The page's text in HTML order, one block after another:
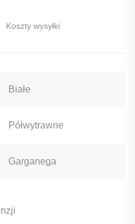
Koszty wysyłki
Białe
Półwytrawne
Garganega